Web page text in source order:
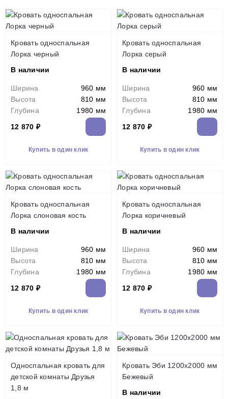
Кровать односпальная
Лорка черный
В наличии
Ширина
960 мм
Высота
810 мм
Глубина
1980 мм
12 870 ₽
Купить в один клик
Кровать односпальная
Лорка серый
В наличии
Ширина
960 мм
Высота
810 мм
Глубина
1980 мм
12 870 ₽
Купить в один клик
Кровать односпальная
Лорка слоновая кость
В наличии
Ширина
960 мм
Высота
810 мм
Глубина
1980 мм
12 870 ₽
Купить в один клик
Кровать односпальная
Лорка коричневый
В наличии
Ширина
960 мм
Высота
810 мм
Глубина
1980 мм
12 870 ₽
Купить в один клик
Односпальная кровать для
детской комнаты Друзья
1,8 м
Кровать Эби 1200х2000 мм
Бежевый
В наличии